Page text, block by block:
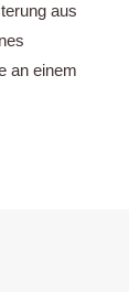
aus
an einem